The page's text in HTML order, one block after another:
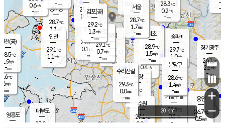
의도
℃
m/s
mm
영흥도
과천
26.8℃
0.4m/s
- mm
용인
26.7℃
0.5m/s
경기광주
26.1℃
2.5m/s
-mm
대부도
27.0
경서동
28.7℃
1.1 m/s
-mm
0.6m/s
-mm
-m/
-
의왕
- ℃
m/s
mm
28.6℃
0.0 m/s
mm
광명
- ℃
-m/s
-mm
부천
29.9℃
0.1 m/s
-mm
-mm
구로
29.1℃
0.7m/s
-mm
0.0 m/s
- mm
28.3℃
0.2m/s
-mm
송파*
29.7℃
1.0m/s
-mm
서초
28.9℃
1.5m/s
-mm
기흥구갈
28.5℃
0.3m/s
-
수리산길
29.3℃
0.0m/s
-mm
분당구
28.6℃
1.4m/s
-mm
인천(공)
28.5℃
1.9m/s
-mm
김포(공)
29.2℃
1.3m/s
-mm
수원
27.1℃
0.9m/s
인천
29.1℃
1.1 m/s
-mm
서울
28.7℃
1.7m/s
-mm
+
−
20 km